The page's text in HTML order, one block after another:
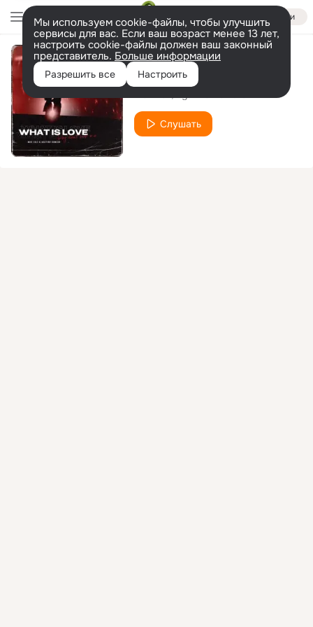
Войти
Мы используем cookie-файлы, чтобы улучшить
сервисы для вас. Если ваш возраст менее 13 лет,
настроить cookie-файлы должен ваш законный
представитель. Больше информации
Разрешить все Настроить
What Is Love
Слушать